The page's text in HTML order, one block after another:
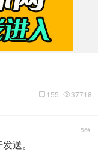
37718
155
56#
送。